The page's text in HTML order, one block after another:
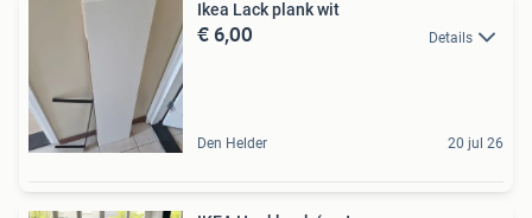
Ikea Lack plank wit
€ 6,00 Details
Den Helder 20 jul 26